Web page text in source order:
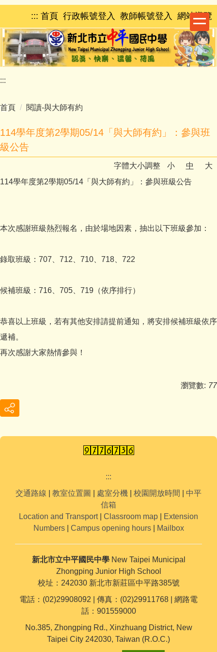
跳
主
要
內
容
區
::: 首頁 行政帳號登入 教師帳號登入 網站導覽
:::
首頁 閱讀-與大師有約
114學年度第2學期05/14「與大師有約」：參與班
級公告
字體大小調整 小 中
大
114學年度第2學期05/14「與大師有約」：參與班級公告
本次感謝班級熱烈報名，由於場地因素，抽出以下班級參加：
錄取班級：707、712、710、718、722
候補班級：716、705、719（依序排行）
恭喜以上班級，若有其他安排請提前通知，將安排候補班級依序
遞補。
再次感謝大家熱情參與！
瀏覽數: 77
:::
交通路線
教室位置圖 處室分機 校園開放時間
中平
信箱
Location and Transport| Classroom map
Extension
Numbers| Campus opening hours| Mailbox
新北市立中平國民中學 New Taipei Municipal
Zhongping Junior High School
校址：242030 新北市新莊區中平路385號
電話：(02)29908092 | 傳真：(02)29911768 | 網路電
話：901559000
No.385, Zhongping Rd., Xinzhuang District, New
Taipei City 242030, Taiwan (R.O.C.)